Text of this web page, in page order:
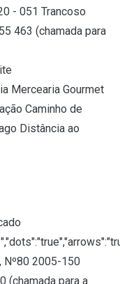
- 051 Trancoso
463 (chamada para
Mercearia Gourmet
Caminho de
Distância ao
Nº80 2005-150
(chamada para a